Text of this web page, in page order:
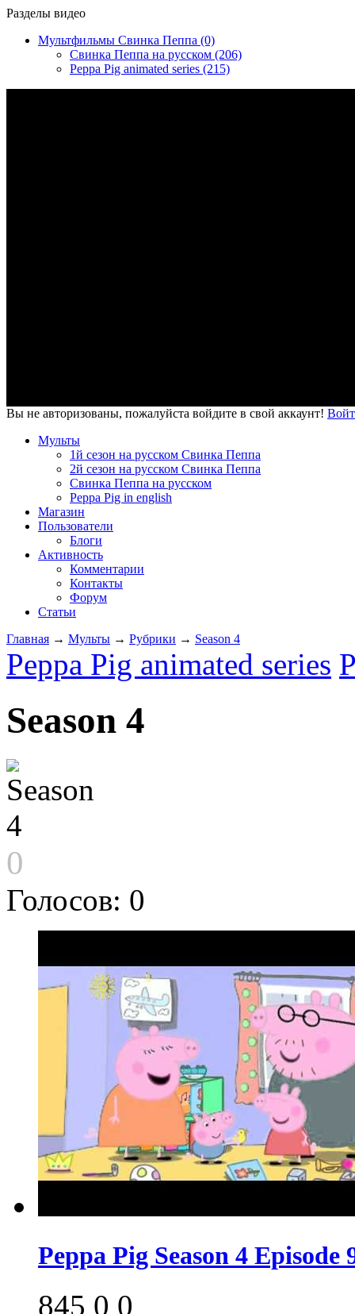
Разделы видео
Мультфильмы Свинка Пеппа (0)
Свинка Пеппа на русском (206)
Peppa Pig animated series (215)
Вы не авторизованы, пожалуйста войдите в свой аккаунт!
Мульты
1й сезон на русском Свинка Пеппа
2й сезон на русском Свинка Пеппа
Свинка Пеппа на русском
Peppa Pig in english
Магазин
Пользователи
Блоги
Активность
Комментарии
Контакты
Форум
Статьи
Главная → Мульты → Рубрики → Season 4
Peppa Pig animated series
Season 4
0
Голосов: 0
Peppa Pig Season 4
845 0 0